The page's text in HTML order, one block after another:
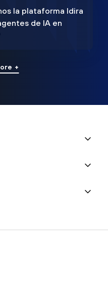
la plataforma Idira
de IA en
+